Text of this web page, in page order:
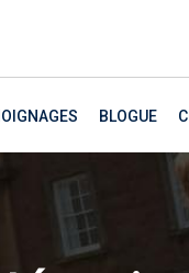
BLOGUE